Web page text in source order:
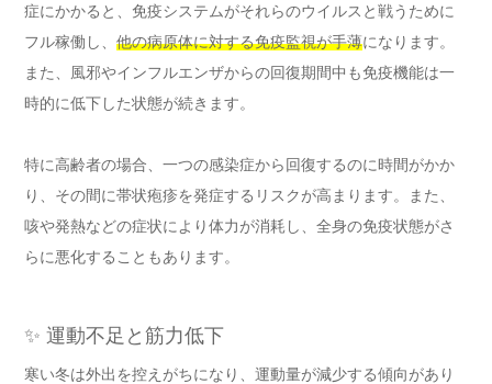
症にかかると、免疫システムがそれらのウイルスと戦うために
フル稼働し、 他の病原体に対する免疫監視が手薄になります。
また、風邪やインフルエンザからの回復期間中も免疫機能は一
時的に低下した状態が続きます。
特に高齢者の場合、一つの感染症から回復するのに時間がかか
り、その間に帯状疱疹を発症するリスクが高まります。また、
咳や発熱などの症状により体力が消耗し、全身の免疫状態がさ
らに悪化することもあります。
✨ 運動不足と筋力低下
寒い冬は外出を控えがちになり、運動量が減少する傾向があり